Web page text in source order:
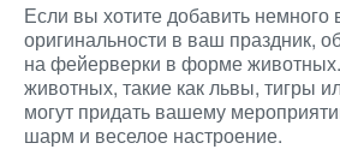
Если вы хотите добавить немного
оригинальности в ваш праздник,
на фейерверки в форме
животных, такие как львы, тигры
могут придать вашему
шарм и веселое настроение.